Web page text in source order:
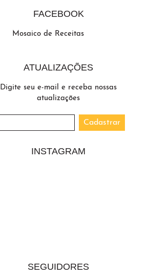
FACEBOOK
Mosaico de Receitas
ATUALIZAÇÕES
Digite seu e-mail e receba nossas
atualizações
INSTAGRAM
SEGUIDORES